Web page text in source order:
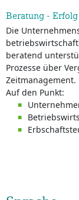
Beratung -
Die
beratend
Prozesse über
Zeitmanagement.
Auf den Punkt: